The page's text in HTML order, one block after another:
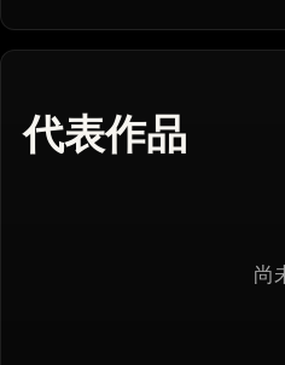
代表作品
尚